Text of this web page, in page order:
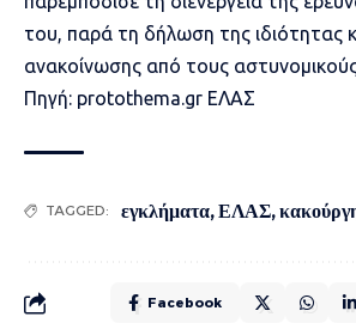
του, παρά τη δήλωση της ιδιότητας
ανακοίνωσης από τους
Πηγή: protothema.gr ΕΛΑΣ
TAGGED: εγκλήματα,ΕΛΑΣ,
Facebook